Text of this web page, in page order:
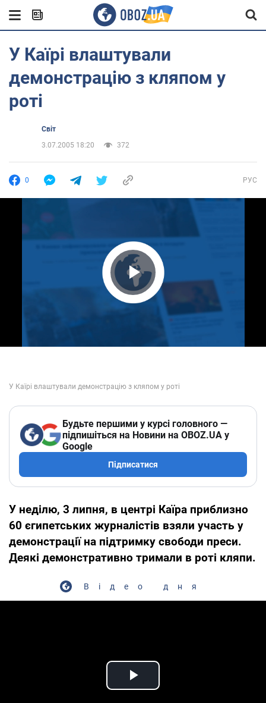
У Каїрі влаштували
демонстрацію з кляпом у
роті
Світ
3.07.2005 18:20
372
0 РУС
Play Video
Будьте першими у курсі головного —
підпишіться на Новини на OBOZ.UA у
Google
Підписатися
У неділю, 3 липня, в центрі Каїра приблизно
60 єгипетських журналістів взяли участь у
демонстрації на підтримку свободи преси.
Деякі демонстративно тримали в роті кляпи.
Відео дня
Play Video